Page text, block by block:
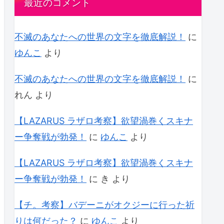
最近のコメント
不滅のあなたへの世界の文字を徹底解説！
に
ゆんこ より
不滅のあなたへの世界の文字を徹底解説！
に
れん より
【LAZARUS ラザロ考察】欲望渦巻くスキナ
ー争奪戦が勃発！
に ゆんこ より
【LAZARUS ラザロ考察】欲望渦巻くスキナ
ー争奪戦が勃発！
に き より
【チ。考察】バデーニがオクジーに行った祈
りは何だった？ に ゆんこ より